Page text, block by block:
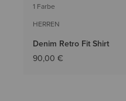
1 Farbe
HERREN
Denim Retro Fit Shirt
90,00 €